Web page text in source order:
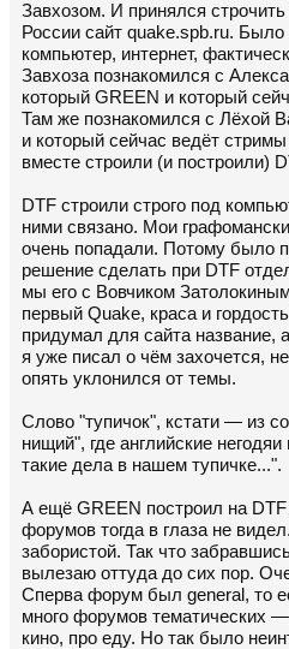
Завхозом. И принялся
России сайт quake.spb.ru. Было
компьютер, интернет,
Завхоза познакомился с
который GREEN и который
Там же познакомился с Лёхой
и который сейчас ведёт
вместе строили (и построили)
DTF строили строго под
ними связано. Мои
очень попадали. Потому было
решение сделать при DTF
мы его с Вовчиком
первый Quake, краса и
придумал для сайта название,
я уже писал о чём захочется,
опять уклонился от темы.
Слово "тупичок", кстати — из
нищий", где английские
такие дела в нашем тупичке...".
А ещё GREEN построил на
форумов тогда в глаза не
забористой. Так что
вылезаю оттуда до сих пор.
Сперва форум был general, то
много форумов тематических
кино, про еду. Но так было